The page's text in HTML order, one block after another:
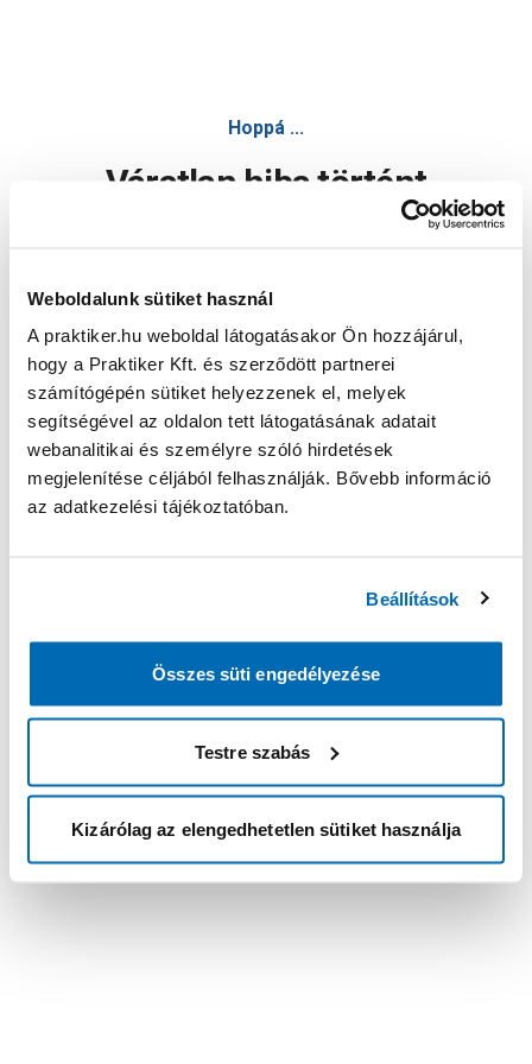
Weboldalunk sütiket használ
A praktiker.hu weboldal látogatásakor Ön hozzájárul,
hogy a Praktiker Kft. és szerződött partnerei
számítógépén sütiket helyezzenek el, melyek
segítségével az oldalon tett látogatásának adatait
webanalitikai és személyre szóló hirdetések
megjelenítése céljából felhasználják. Bővebb információ
az adatkezelési tájékoztatóban.
Beállítások
Összes süti engedélyezése
Testre szabás
Kizárólag az elengedhetetlen sütiket használja
Hoppá ...
Váratlan hiba történt
Oldal újratöltése